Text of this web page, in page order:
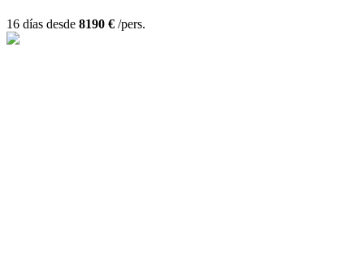
16 días desde 8190 € /pers.